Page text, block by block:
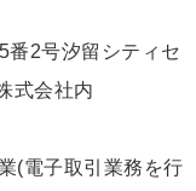
番2号汐留シティセ
式会社内
(電子取引業務を行